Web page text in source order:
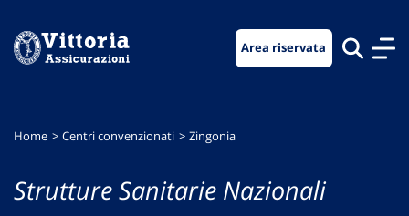
menu
contenuto
footer
Area riservata
Home Centri convenzionati Zingonia
Strutture Sanitarie Nazionali